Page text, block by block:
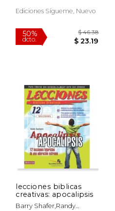
12%
dcto. $ 10.25
Ediciones Sígueme, Nuevo
lecciones biblicas
creativas: apocalipsis
Barry Shafer,randy